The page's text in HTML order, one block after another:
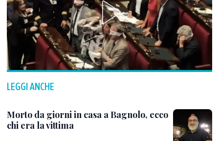
LEGGI ANCHE
Morto da giorni in casa a Bagnolo, ecco
chi era la vittima